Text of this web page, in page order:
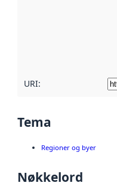
URI:
Tema
Regioner og byer
Nøkkelord